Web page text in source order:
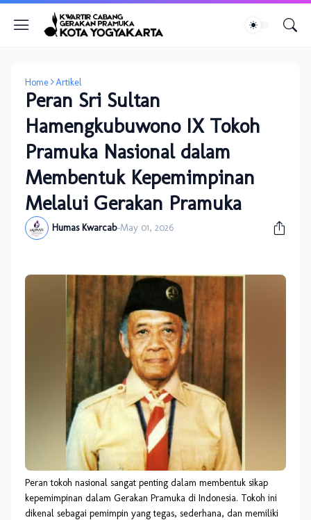
Home Artikel
Peran Sri Sultan
Hamengkubuwono IX Tokoh
Pramuka Nasional dalam
Membentuk Kepemimpinan
Melalui Gerakan Pramuka
Humas Kwarcab-May 01, 2026
Peran tokoh nasional sangat penting dalam membentuk sikap
kepemimpinan dalam Gerakan Pramuka di Indonesia. Tokoh ini
dikenal sebagai pemimpin yang tegas, sederhana, dan memiliki